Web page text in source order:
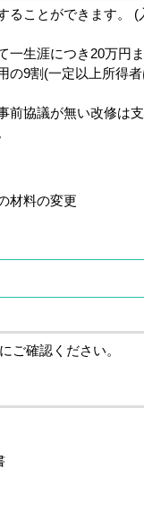
ことができます。 (
生涯につき20万円ま
9割(一定以上所得
協議が無い改修は支
材料の変更
ご確認ください。